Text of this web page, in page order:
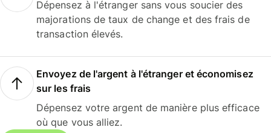
Dépensez à l'étranger sans vous soucier des
majorations de taux de change et des frais de
transaction élevés.
Envoyez de l'argent à l'étranger et économisez
sur les frais
Dépensez votre argent de manière plus efficace
où que vous alliez.